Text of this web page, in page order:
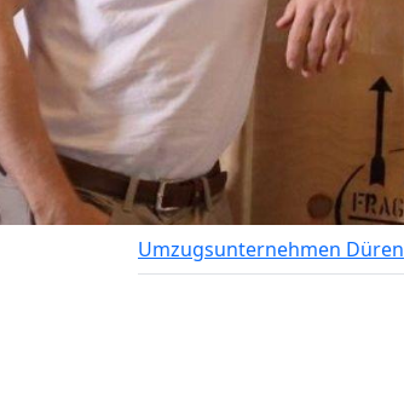
Umzugsunternehmen Düren